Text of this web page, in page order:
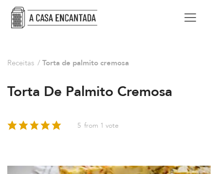
Receitas / Torta de palmito cremosa
Torta De Palmito Cremosa
5 from 1 vote